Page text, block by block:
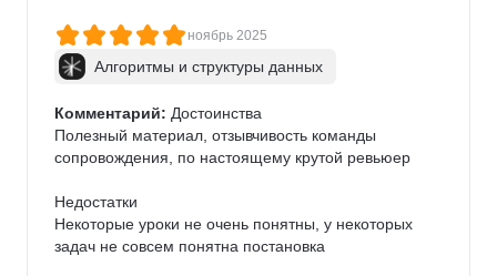
ноябрь 2025
Алгоритмы и структуры данных
Комментарий: Достоинства
Полезный материал, отзывчивость команды
сопровождения, по настоящему крутой ревьюер
Недостатки
Некоторые уроки не очень понятны, у некоторых
задач не совсем понятна постановка